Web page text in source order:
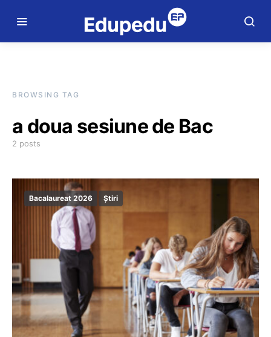
BROWSING TAG
a doua sesiune de Bac
2 posts
Bacalaureat 2026 Știri